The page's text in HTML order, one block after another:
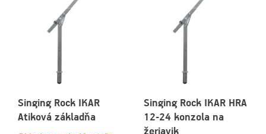
Singing Rock IKAR
Atiková základňa
Singing Rock IKAR HRA
12-24 konzola na
žeriavik